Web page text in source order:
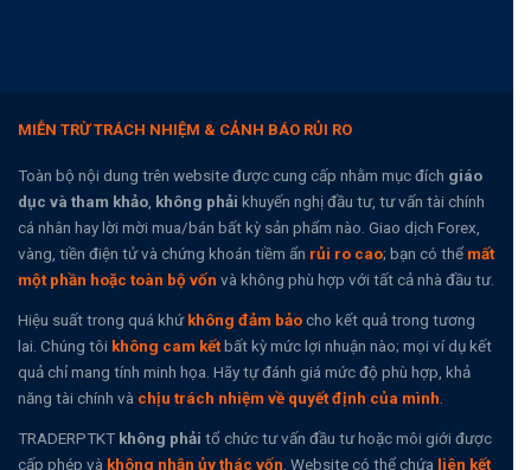
MIỄN TRỪ TRÁCH NHIỆM & CẢNH BÁO RỦI RO
Toàn bộ nội dung trên website được cung cấp nhằm mục đích giáo
dục và tham khảo, không phải khuyến nghị đầu tư, tư vấn tài chính
cá nhân hay lời mời mua/bán bất kỳ sản phẩm nào. Giao dịch Forex,
vàng, tiền điện tử và chứng khoán tiềm ẩn rủi ro cao; bạn có thể mất
một phần hoặc toàn bộ vốn và không phù hợp với tất cả nhà đầu tư.
Hiệu suất trong quá khứkhông đảm bảocho kết quả trong tương
lai. Chúng tôi không cam kếtbất kỳ mức lợi nhuận nào; mọi ví dụ kết
quả chỉ mang tính minh họa. Hãy tự đánh giá mức độ phù hợp, khả
năng tài chính và chịu trách nhiệm về quyết định của mình.
TRADERPTKT không phải tổ chức tư vấn đầu tư hoặc môi giới được
cấp phép và không nhận ủy thác vốn. Website có thể chứa liên kết